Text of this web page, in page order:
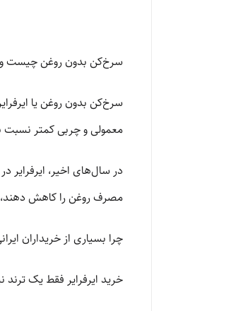
سرخ‌کن بدون روغن چیست
سرخ‌کن بدون روغن یا
معمولی و چربی کمتر
در سال‌های اخیر،
مصرف روغن را کاهش دهند،
چرا بسیاری از خریداران
خرید ایرفرایر فقط یک